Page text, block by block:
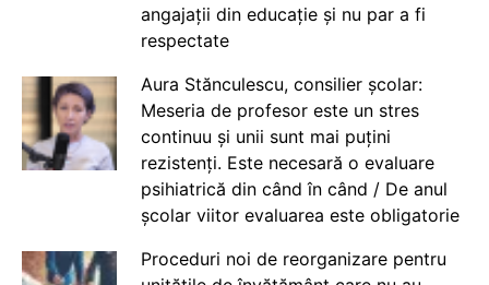
angajații din educație și nu par a fi
respectate
Aura Stănculescu, consilier școlar:
Meseria de profesor este un stres
continuu și unii sunt mai puțini
rezistenți. Este necesară o evaluare
psihiatrică din când în când / De anul
școlar viitor evaluarea este obligatorie
Proceduri noi de reorganizare pentru